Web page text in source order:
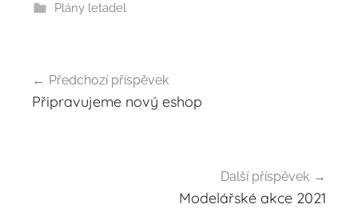
Plány letadel
pro
Předchozí příspěvek
Připravujeme nový eshop
Další příspěvek
Modelářské akce 2021